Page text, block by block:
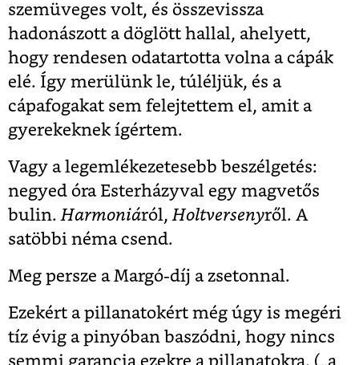
szemüveges volt, és összevissza
hadonászott a döglött hallal, ahelyett,
hogy rendesen odatartotta volna a cápák
elé. Így merülünk le, túléljük, és a
cápafogakat sem felejtettem el, amit a
gyerekeknek ígértem.
Vagy a legemlékezetesebb beszélgetés:
negyed óra Esterházyval egy magvetős
bulin. Harmoniáról, Holtversenyről. A
satöbbi néma csend.
Meg persze a Margó-díj a zsetonnal.
Ezekért a pillanatokért még úgy is megéri
tíz évig a pinyóban baszódni, hogy nincs
semmi garancia ezekre a pillanatokra. („a